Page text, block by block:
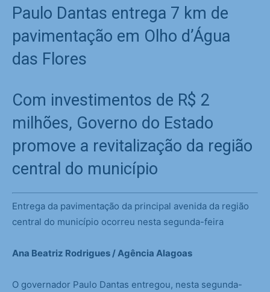
Paulo Dantas entrega 7 km de
pavimentação em Olho d’Água
das Flores
Com investimentos de R$ 2
milhões, Governo do Estado
promove a revitalização da região
central do município
Entrega da pavimentação da principal avenida da região
central do município ocorreu nesta segunda-feira
Ana Beatriz Rodrigues / Agência Alagoas
O governador Paulo Dantas entregou, nesta segunda-